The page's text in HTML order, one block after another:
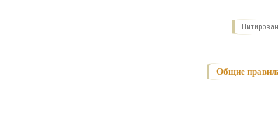
Общие